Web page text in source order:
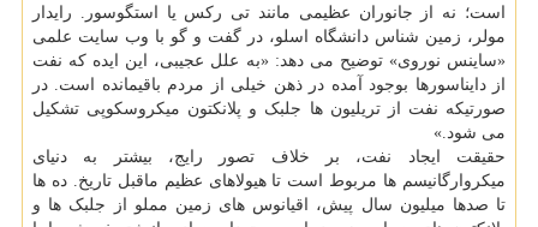
است؛ نه از جانوران عظیمی مانند تی رکس یا استگوسور. رایدار
مولر، زمین شناس دانشگاه اسلو، در گفت و گو با وب سایت علمی
«ساینس نوروی» توضیح می دهد: «به علل عجیبی، این ایده که نفت
از دایناسورها بوجود آمده در ذهن خیلی از مردم باقیمانده است. در
صورتیکه نفت از تریلیون ها جلبک و پلانکتون میکروسکوپی تشکیل
می شود.»
حقیقت ایجاد نفت، بر خلاف تصور رایج، بیشتر به دنیای
میکروارگانیسم ها مربوط است تا هیولاهای عظیم ماقبل تاریخ. ده ها
تا صدها میلیون سال پیش، اقیانوس های زمین مملو از جلبک ها و